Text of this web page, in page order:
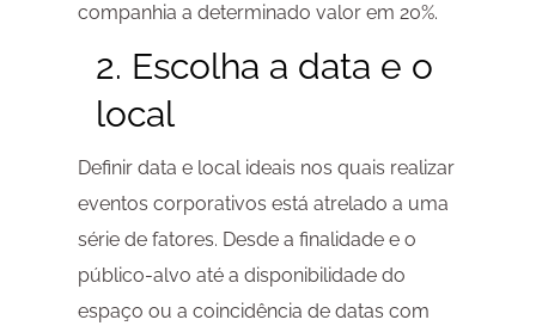
companhia a determinado valor em 20%.
2. Escolha a data e o
local
Definir data e local ideais nos quais realizar
eventos corporativos está atrelado a uma
série de fatores. Desde a finalidade e o
público-alvo até a disponibilidade do
espaço ou a coincidência de datas com